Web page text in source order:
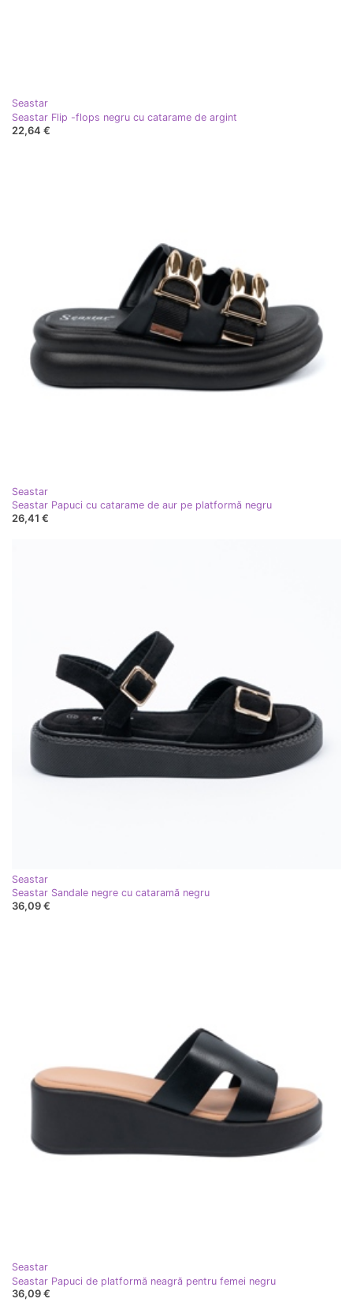
Seastar
Seastar Flip -flops negru cu catarame de argint
22,64 €
Seastar
Seastar Papuci cu catarame de aur pe platformă negru
26,41 €
Seastar
Seastar Sandale negre cu cataramă negru
36,09 €
Seastar
Seastar Papuci de platformă neagră pentru femei negru
36,09 €